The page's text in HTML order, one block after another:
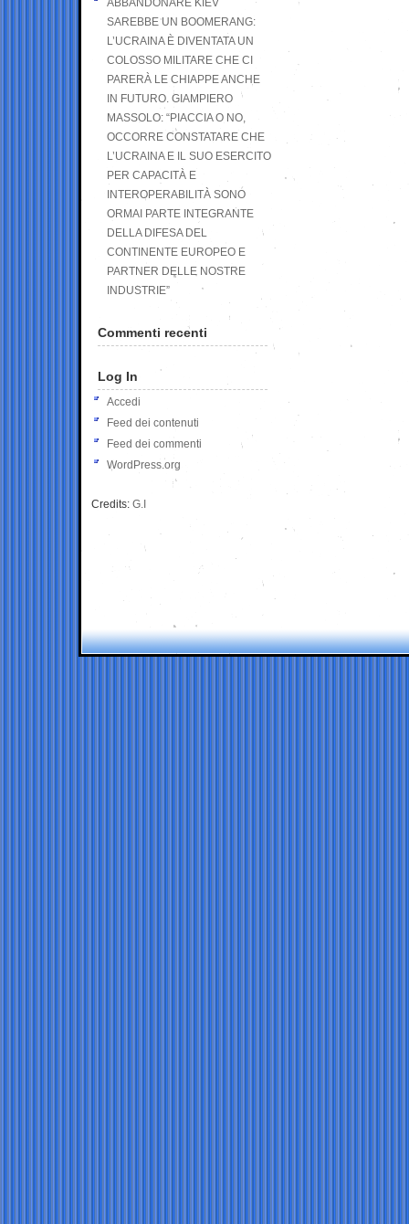
ABBANDONARE KIEV
SAREBBE UN BOOMERANG:
L’UCRAINA È DIVENTATA UN
COLOSSO MILITARE CHE CI
PARERÀ LE CHIAPPE ANCHE
IN FUTURO. GIAMPIERO
MASSOLO: “PIACCIA O NO,
OCCORRE CONSTATARE CHE
L’UCRAINA E IL SUO ESERCITO
PER CAPACITÀ E
INTEROPERABILITÀ SONO
ORMAI PARTE INTEGRANTE
DELLA DIFESA DEL
CONTINENTE EUROPEO E
PARTNER DELLE NOSTRE
INDUSTRIE”
Commenti recenti
Log In
Accedi
Feed dei contenuti
Feed dei commenti
WordPress.org
Credits: G.I